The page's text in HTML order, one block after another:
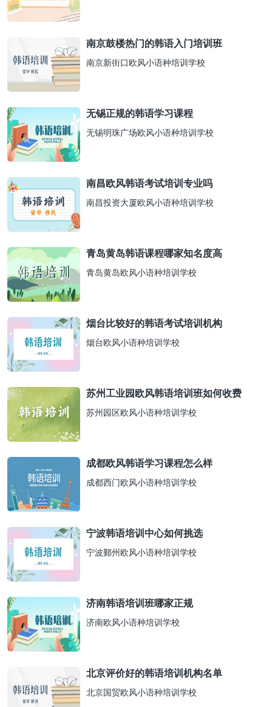
南京鼓楼热门的韩语入门培训班
南京新街口欧风小语种培训学校
无锡正规的韩语学习课程
无锡明珠广场欧风小语种培训学校
南昌欧风韩语考试培训专业吗
南昌投资大厦欧风小语种培训学校
青岛黄岛韩语课程哪家知名度高
青岛黄岛欧风小语种培训学校
烟台比较好的韩语考试培训机构
烟台欧风小语种培训学校
苏州工业园欧风韩语培训班如何收费
苏州园区欧风小语种培训学校
成都欧风韩语学习课程怎么样
成都西门欧风小语种培训学校
宁波韩语培训中心如何挑选
宁波鄞州欧风小语种培训学校
济南韩语培训班哪家正规
济南欧风小语种培训学校
北京评价好的韩语培训机构名单
北京国贸欧风小语种培训学校